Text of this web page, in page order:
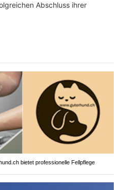
Abschluss ihrer
bietet professionelle Fellpflege